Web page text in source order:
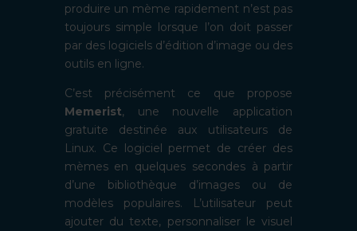
produire un mème rapidement n’est pas
toujours simple lorsque l’on doit passer
par des logiciels d’édition d’image ou des
outils en ligne.
C’est précisément ce que propose
Memerist, une nouvelle application
gratuite destinée aux utilisateurs de
Linux. Ce logiciel permet de créer des
mèmes en quelques secondes à partir
d’une bibliothèque d’images ou de
modèles populaires. L’utilisateur peut
ajouter du texte, personnaliser le visuel